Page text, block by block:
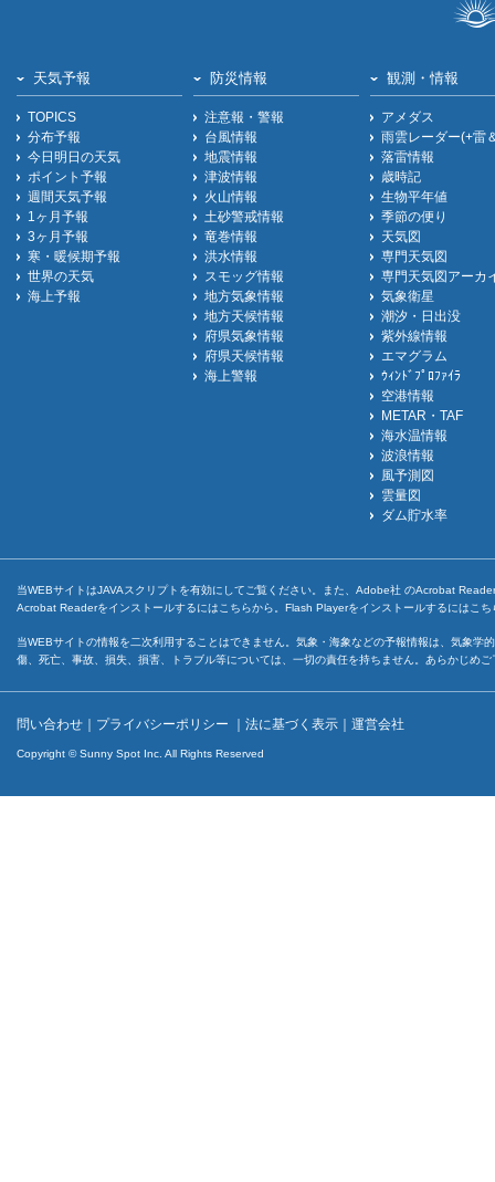
天気予報
TOPICS
分布予報
今日明日の天気
ポイント予報
週間天気予報
1ヶ月予報
3ヶ月予報
寒・暖候期予報
世界の天気
海上予報
防災情報
注意報・警報
台風情報
地震情報
津波情報
火山情報
土砂警戒情報
竜巻情報
洪水情報
スモッグ情報
地方気象情報
地方天候情報
府県気象情報
府県天候情報
海上警報
観測・情報
アメダス
雨雲レーダー(+雷
落雷情報
歳時記
生物平年値
季節の便り
天気図
専門天気図
専門天気図アーカ
気象衛星
潮汐・日出没
紫外線情報
エマグラム
ｳｨﾝﾄﾞﾌﾟﾛﾌｧｲﾗ
空港情報
METAR・TAF
海水温情報
波浪情報
風予測図
雲量図
ダム貯水率
当WEBサイトはJAVAスクリプトを有効にしてご覧ください。また、Adobe社 のAcrobat
Acrobat Readerをインストールするには こちらから。Flash Playerをインストールするには こち
当WEBサイトの情報を二次利用することはできません。気象・海象などの予報情報は、気象
傷、死亡、事故、損失、損害、トラブル等については、一切の責任を持ちません。あらかじめ
問い合わせ ｜ プライバシーポリシー ｜ 法に基づく表示 ｜ 運営会社
Copyright © Sunny Spot Inc. All Rights Reserved